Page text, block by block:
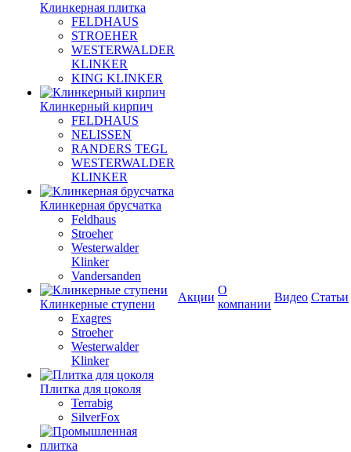
Клинкерная плитка
FELDHAUS
STROEHER
WESTERWALDER
KLINKER
KING KLINKER
Клинкерный кирпич
FELDHAUS
NELISSEN
RANDERS TEGL
WESTERWALDER
KLINKER
Клинкерная брусчатка
Feldhaus
Stroeher
Westerwalder
Klinker
Vandersanden
Клинкерные ступени
Exagres
Stroeher
Westerwalder
Klinker
Плитка для цоколя
Terrabig
SilverFox
Акции
О
компании
Видео Статьи